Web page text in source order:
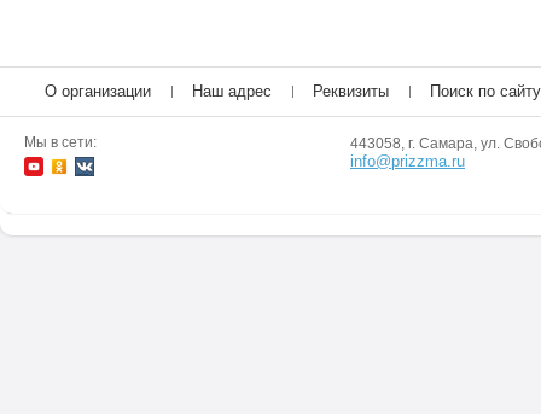
О организации Наш адрес Реквизиты Поиск по сайту
Мы в сети: 443058, г. Самара, ул.
info@prizzma.ru